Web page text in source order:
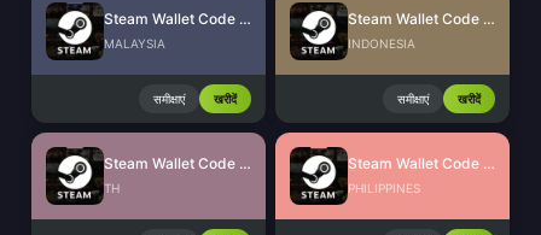
Steam Wallet Code (MYR)
MALAYSIA
समीक्षाएं खरीदें
Steam Wallet Code (IDR)
INDONESIA
समीक्षाएं खरीदें
Steam Wallet Code (THB)
TH
Steam Wallet Code (PHP)
PHILIPPINES